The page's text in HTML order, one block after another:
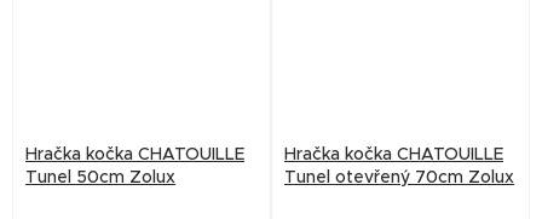
Hračka kočka CHATOUILLE
Tunel 50cm Zolux
Hračka kočka CHATOUILLE
Tunel otevřený 70cm Zolux